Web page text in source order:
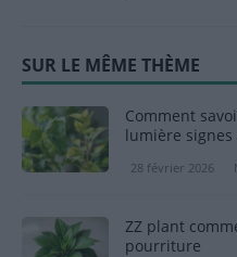
SUR LE MÊME THÈME
Comment
lumière signes
28 février 2026
ZZ plant
pourriture